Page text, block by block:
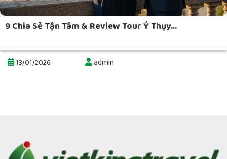
9 Chia Sẻ Tận Tâm & Review Tour Ý Thụy...
13/01/2026 admin